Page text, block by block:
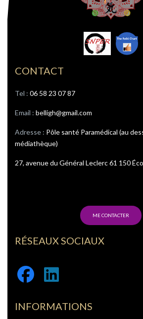
CONTACT
Tel : ‭ 06 58 23 07 87
Email : belligh@gmail.com
Adresse : Pôle santé Paramédical (au
médiathèque)
27, avenue du Général Leclerc 61 150
ME CONTACTER
RÉSEAUX SOCIAUX
Facebook
Linkedin
INFORMATIONS